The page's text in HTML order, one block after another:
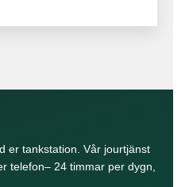
er tankstation. Vår jourtjänst
telefon– 24 timmar per dygn,